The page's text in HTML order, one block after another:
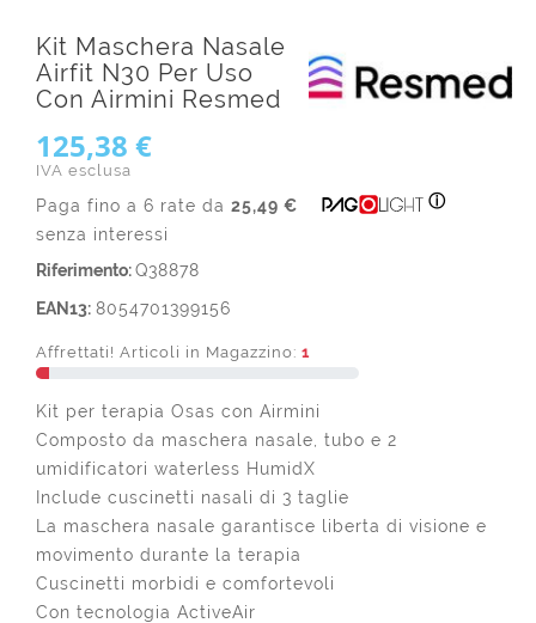
Kit Maschera Nasale
Airfit N30 Per Uso
Con Airmini Resmed
125,38 €
IVA esclusa
Paga fino a 6 rate da 25,49 €
senza interessi
ⓘ
Riferimento:Q38878
EAN13: 8054701399156
Affrettati! Articoli in Magazzino: 1
Kit per terapia Osas con Airmini
Composto da maschera nasale, tubo e 2
umidificatori waterless HumidX
Include cuscinetti nasali di 3 taglie
La maschera nasale garantisce liberta di visione e
movimento durante la terapia
Cuscinetti morbidi e comfortevoli
Con tecnologia ActiveAir